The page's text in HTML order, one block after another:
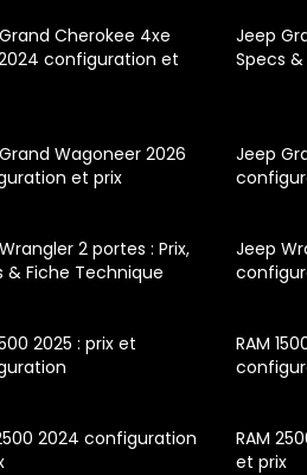
Cherokee 4xe
2024 configuration et
Jeep
Specs
Wagoneer 2026
et prix
Jeep
2 portes : Prix,
& Fiche Technique
Jeep
2025 : prix et
RAM
2024 configuration
RAM
et prix